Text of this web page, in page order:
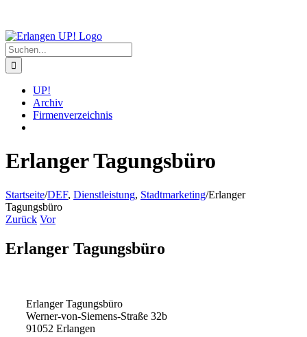
springen
Suche
nach:
UP!
Archiv
Firmenverzeichnis
Erlanger Tagungsbüro
Startseite/DEF, Dienstleistung, Stadtmarketing/Erlanger
Tagungsbüro
Zurück Vor
Erlanger Tagungsbüro
Erlanger Tagungsbüro
Werner-von-Siemens-Straße 32b
91052 Erlangen